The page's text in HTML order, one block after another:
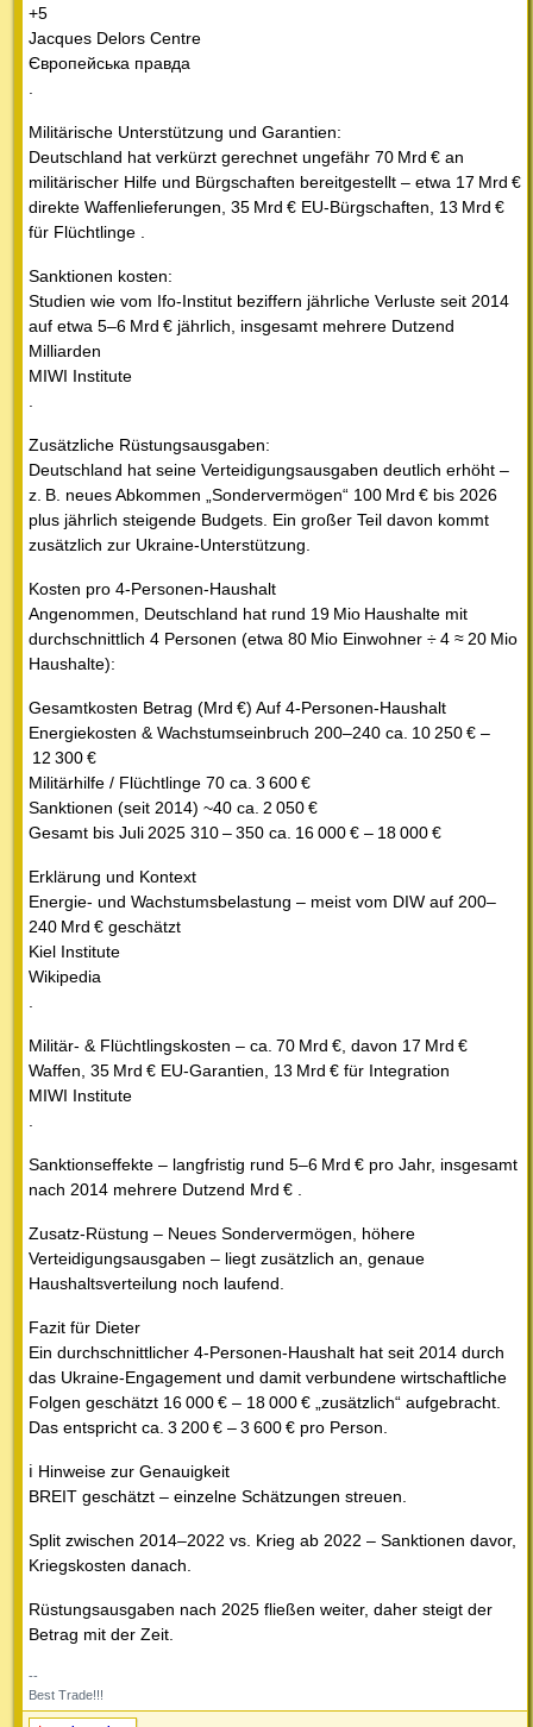
+5
Jacques Delors Centre
Європейська правда
.
Militärische Unterstützung und Garantien:
Deutschland hat verkürzt gerechnet ungefähr 70 Mrd € an
militärischer Hilfe und Bürgschaften bereitgestellt – etwa 17 Mrd €
direkte Waffenlieferungen, 35 Mrd € EU-Bürgschaften, 13 Mrd €
für Flüchtlinge .
Sanktionen kosten:
Studien wie vom Ifo-Institut beziffern jährliche Verluste seit 2014
auf etwa 5–6 Mrd € jährlich, insgesamt mehrere Dutzend
Milliarden
MIWI Institute
.
Zusätzliche Rüstungsausgaben:
Deutschland hat seine Verteidigungsausgaben deutlich erhöht –
z. B. neues Abkommen „Sondervermögen“ 100 Mrd € bis 2026
plus jährlich steigende Budgets. Ein großer Teil davon kommt
zusätzlich zur Ukraine‑Unterstützung.
Kosten pro 4‑Personen‑Haushalt
Angenommen, Deutschland hat rund 19 Mio Haushalte mit
durchschnittlich 4 Personen (etwa 80 Mio Einwohner ÷ 4 ≈ 20 Mio
Haushalte):
Gesamtkosten Betrag (Mrd €) Auf 4‑Personen‑Haushalt
Energiekosten & Wachstumseinbruch 200–240 ca. 10 250 € –
12 300 €
Militärhilfe / Flüchtlinge 70 ca. 3 600 €
Sanktionen (seit 2014) ~40 ca. 2 050 €
Gesamt bis Juli 2025 310 – 350 ca. 16 000 € – 18 000 €
Erklärung und Kontext
Energie- und Wachstumsbelastung – meist vom DIW auf 200–
240 Mrd € geschätzt
Kiel Institute
Wikipedia
.
Militär- & Flüchtlingskosten – ca. 70 Mrd €, davon 17 Mrd €
Waffen, 35 Mrd € EU-Garantien, 13 Mrd € für Integration
MIWI Institute
.
Sanktionseffekte – langfristig rund 5–6 Mrd € pro Jahr, insgesamt
nach 2014 mehrere Dutzend Mrd € .
Zusatz-Rüstung – Neues Sondervermögen, höhere
Verteidigungsausgaben – liegt zusätzlich an, genaue
Haushaltsverteilung noch laufend.
Fazit für Dieter
Ein durchschnittlicher 4‑Personen‑Haushalt hat seit 2014 durch
das Ukraine‑Engagement und damit verbundene wirtschaftliche
Folgen geschätzt 16 000 € – 18 000 € „zusätzlich“ aufgebracht.
Das entspricht ca. 3 200 € – 3 600 € pro Person.
ℹ️ Hinweise zur Genauigkeit
BREIT geschätzt – einzelne Schätzungen streuen.
Split zwischen 2014–2022 vs. Krieg ab 2022 – Sanktionen davor,
Kriegskosten danach.
Rüstungsausgaben nach 2025 fließen weiter, daher steigt der
Betrag mit der Zeit.
--
Best Trade!!!